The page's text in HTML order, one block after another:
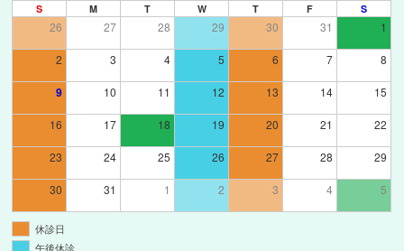
S M T W T F S
26 27 28 29 30 31 1
2 3 4 5 6 7 8
9 10 11 12 13 14 15
16 17 18 19 20 21 22
23 24 25 26 27 28 29
30 31 1 2 3 4 5
休診日
午後休診